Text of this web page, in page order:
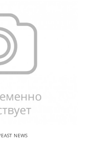
NEWS